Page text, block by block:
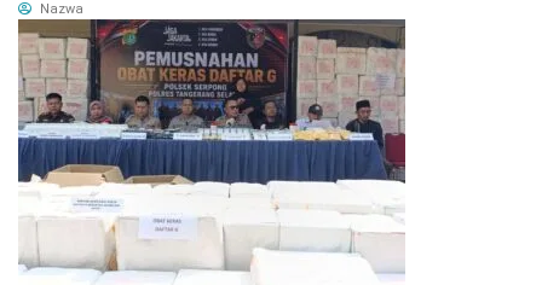
Nazwa